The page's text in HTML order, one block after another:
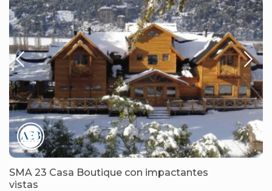
SMA 23 Casa Boutique con impactantes
vistas